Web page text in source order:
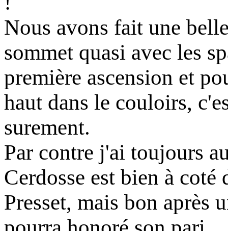
Nous avons fait une
sommet quasi avec les
première ascension et
haut dans le couloirs,
surement.
Par contre j'ai toujours
Cerdosse est bien à
Presset, mais bon après